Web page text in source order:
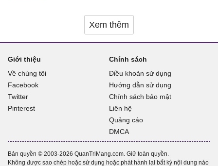
Xem thêm
Giới thiệu
Về chúng tôi
Facebook
Twitter
Pinterest
Chính sách
Điều khoản sử dụng
Hướng dẫn sử dụng
Chính sách bảo mật
Liên hệ
Quảng cáo
DMCA
Bản quyền © 2003-2026 QuanTriMang.com. Giữ toàn quyền.
Không được sao chép hoặc sử dụng hoặc phát hành lại bất kỳ nội dung nào